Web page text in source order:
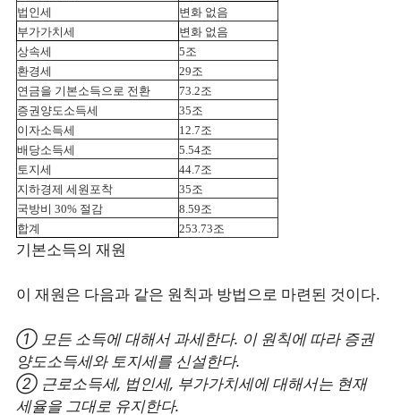
법인세
변화 없음
부가가치세
변화 없음
상속세
5조
환경세
29조
연금을 기본소득으로 전환
73.2조
증권양도소득세
35조
이자소득세
12.7조
배당소득세
5.54조
토지세
44.7조
지하경제 세원포착
35조
국방비 30% 절감
8.59조
합계
253.73조
기본소득의 재원
이 재원은 다음과 같은 원칙과 방법으로 마련된 것이다.
① 모든 소득에 대해서 과세한다. 이 원칙에 따라 증권
양도소득세와 토지세를 신설한다.
② 근로소득세, 법인세, 부가가치세에 대해서는 현재
세율을 그대로 유지한다.